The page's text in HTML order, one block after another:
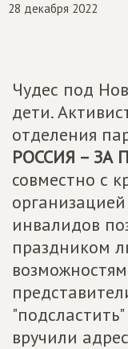
28 декабря 2022
Чудес под
дети.
отделения
РОССИЯ – ЗА
совместно с
инвалидов
праздником
вручили